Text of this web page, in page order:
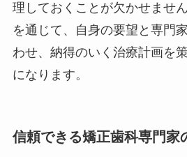
理しておくことが欠かせませ
を通じて、自身の要望と専門
わせ、納得のいく治療計画を
になります。
信頼できる矯正歯科専門家